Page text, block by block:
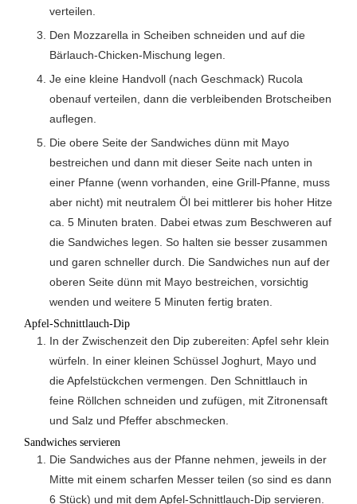
verteilen.
Den Mozzarella in Scheiben schneiden und auf die
Bärlauch-Chicken-Mischung legen.
Je eine kleine Handvoll (nach Geschmack) Rucola
obenauf verteilen, dann die verbleibenden Brotscheiben
auflegen.
Die obere Seite der Sandwiches dünn mit Mayo
bestreichen und dann mit dieser Seite nach unten in
einer Pfanne (wenn vorhanden, eine Grill-Pfanne, muss
aber nicht) mit neutralem Öl bei mittlerer bis hoher Hitze
ca. 5 Minuten braten. Dabei etwas zum Beschweren auf
die Sandwiches legen. So halten sie besser zusammen
und garen schneller durch. Die Sandwiches nun auf der
oberen Seite dünn mit Mayo bestreichen, vorsichtig
wenden und weitere 5 Minuten fertig braten.
Apfel-Schnittlauch-Dip
In der Zwischenzeit den Dip zubereiten: Apfel sehr klein
würfeln. In einer kleinen Schüssel Joghurt, Mayo und
die Apfelstückchen vermengen. Den Schnittlauch in
feine Röllchen schneiden und zufügen, mit Zitronensaft
und Salz und Pfeffer abschmecken.
Sandwiches servieren
Die Sandwiches aus der Pfanne nehmen, jeweils in der
Mitte mit einem scharfen Messer teilen (so sind es dann
6 Stück) und mit dem Apfel-Schnittlauch-Dip servieren.